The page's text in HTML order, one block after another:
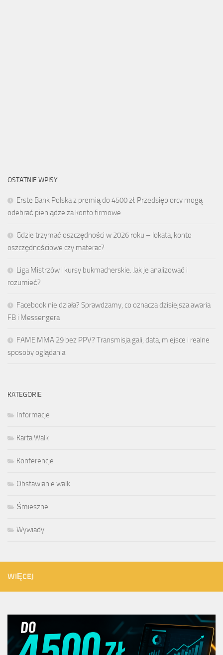
OSTATNIE WPISY
Erste Bank Polska z premią do 4500 zł. Przedsiębiorcy mogą
odebrać pieniądze za konto firmowe
Gdzie trzymać oszczędności w 2026 roku – lokata, konto
oszczędnościowe czy materac?
Liga Mistrzów i kursy bukmacherskie. Jak je analizować i
rozumieć?
Facebook nie działa? Sprawdzamy, co oznacza dzisiejsza awaria
FB i Messengera
FAME MMA 29 bez PPV? Transmisja gali, data, miejsce i realne
sposoby oglądania
KATEGORIE
Informacje
Karta Walk
Konferencje
Obstawianie walk
Śmieszne
Wywiady
WIĘCEJ